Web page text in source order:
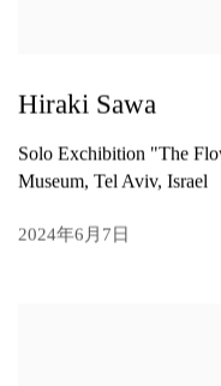
Hiraki Sawa
Solo Exchibition "The
Museum, Tel Aviv, Israel
2024年6月7日